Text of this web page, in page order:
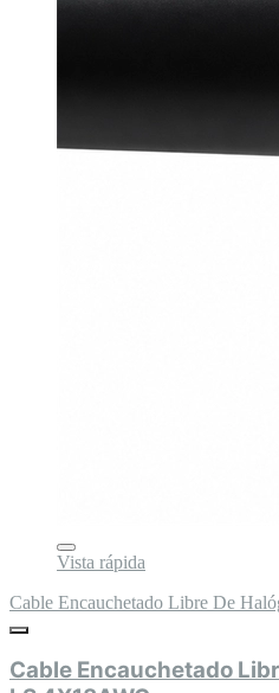
Vista rápida
Cable Encauchetado Libre De
Cable Encauchetado